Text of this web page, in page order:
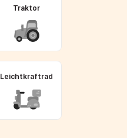
Traktor
Leichtkraftrad